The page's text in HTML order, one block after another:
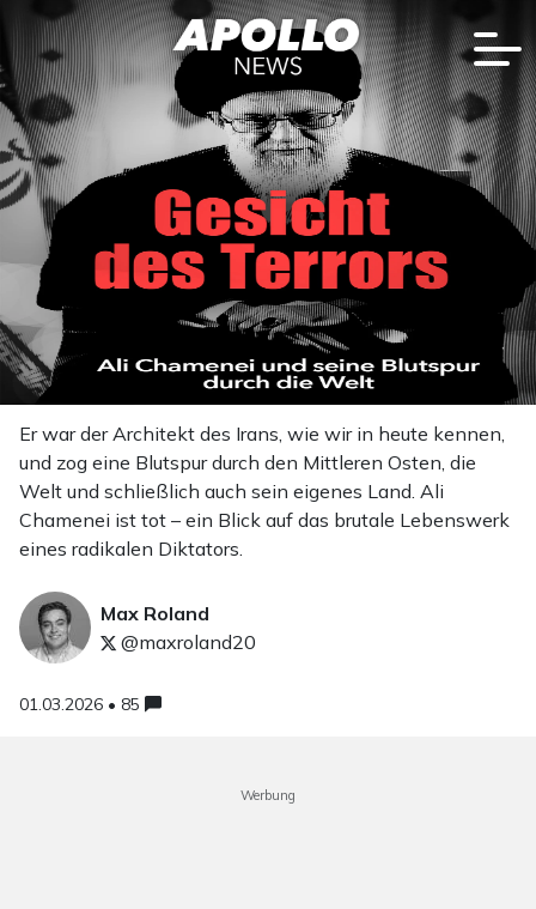
Er war der Architekt des Irans, wie wir in heute kennen,
und zog eine Blutspur durch den Mittleren Osten, die
Welt und schließlich auch sein eigenes Land. Ali
Chamenei ist tot – ein Blick auf das brutale Lebenswerk
eines radikalen Diktators.
Max Roland
@maxroland20
01.03.2026 • 85
Werbung